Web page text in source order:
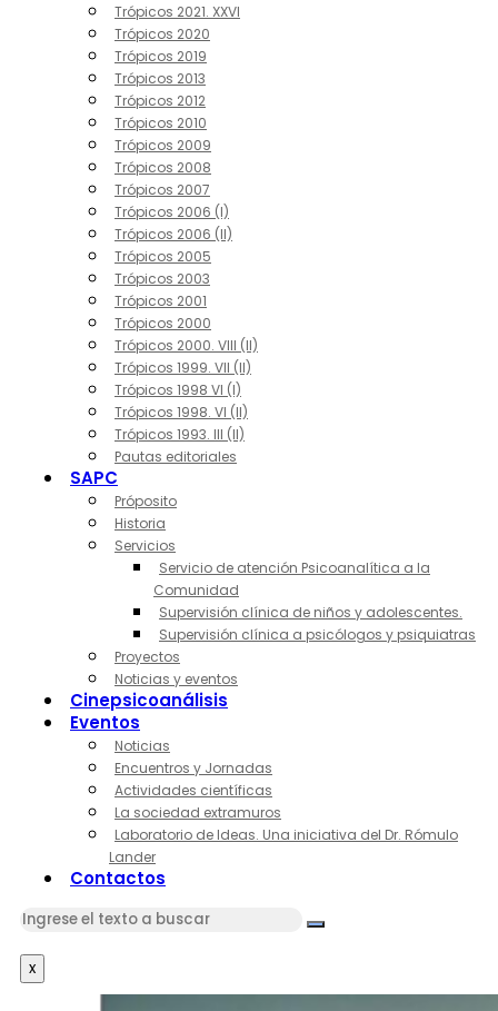
Trópicos 2021. XXVI
Trópicos 2020
Trópicos 2019
Trópicos 2013
Trópicos 2012
Trópicos 2010
Trópicos 2009
Trópicos 2008
Trópicos 2007
Trópicos 2006 (I)
Trópicos 2006 (II)
Trópicos 2005
Trópicos 2003
Trópicos 2001
Trópicos 2000
Trópicos 2000. VIII (II)
Trópicos 1999. VII (II)
Trópicos 1998 VI (I)
Trópicos 1998. VI (II)
Trópicos 1993. III (II)
Pautas editoriales
SAPC
Próposito
Historia
Servicios
Servicio de atención Psicoanalítica a la
Comunidad
Supervisión clínica de niños y adolescentes.
Supervisión clínica a psicólogos y psiquiatras
Proyectos
Noticias y eventos
Cinepsicoanálisis
Eventos
Noticias
Encuentros y Jornadas
Actividades científicas
La sociedad extramuros
Laboratorio de Ideas. Una iniciativa del Dr. Rómulo
Lander
Contactos
x